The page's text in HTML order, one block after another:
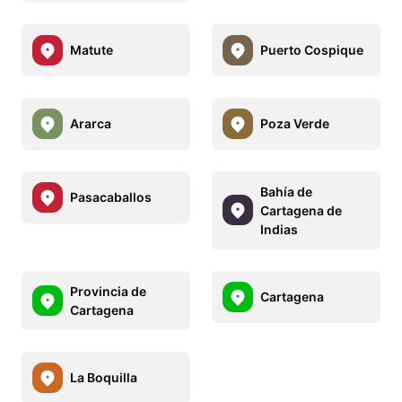
Matute Puerto Cospique
Ararca Poza Verde
Pasacaballos
Bahía de
Cartagena de
Indias
Provincia de
Cartagena
Cartagena
La Boquilla